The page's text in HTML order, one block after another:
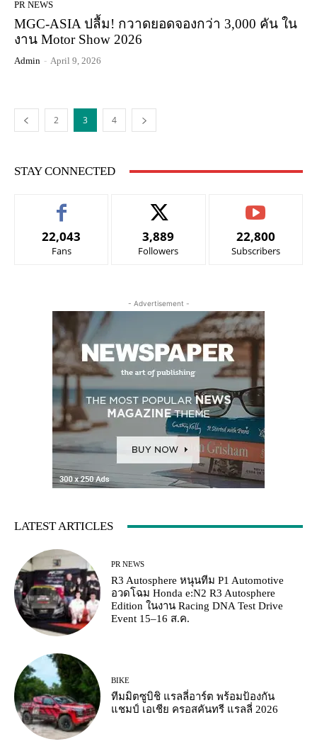
PR NEWS
MGC-ASIA ปลื้ม! กวาดยอดจองกว่า 3,000 คัน ใน
งาน Motor Show 2026
Admin - April 9, 2026
2 3 4
STAY CONNECTED
22,043
Fans
3,889
Followers
22,800
Subscribers
- Advertisement -
LATEST ARTICLES
PR NEWS
R3 Autosphere หนุนทีม P1 Automotive
อวดโฉม Honda e:N2 R3 Autosphere
Edition ในงาน Racing DNA Test Drive
Event 15–16 ส.ค.
BIKE
ทีมมิตซูบิชิ แรลลี่อาร์ต พร้อมป้องกัน
แชมป์ เอเชีย ครอสคันทรี แรลลี่ 2026